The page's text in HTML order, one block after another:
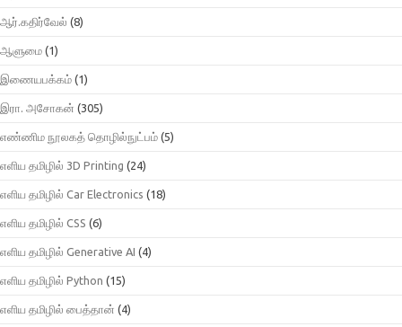
ஆர்.கதிர்வேல் (8)
ஆளுமை (1)
இணையபக்கம் (1)
இரா. அசோகன் (305)
எண்ணிம நூலகத் தொழில்நுட்பம் (5)
எளிய தமிழில் 3D Printing (24)
எளிய தமிழில் Car Electronics (18)
எளிய தமிழில் CSS (6)
எளிய தமிழில் Generative AI (4)
எளிய தமிழில் Python (15)
எளிய தமிழில் பைத்தான் (4)